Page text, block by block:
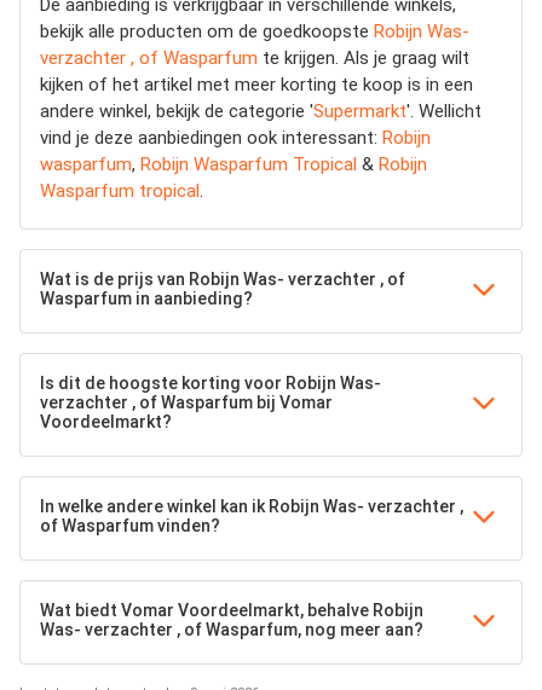
De aanbieding is verkrijgbaar in verschillende winkels,
bekijk alle producten om de goedkoopste Robijn Was-
verzachter , of Wasparfum te krijgen. Als je graag wilt
kijken of het artikel met meer korting te koop is in een
andere winkel, bekijk de categorie 'Supermarkt'. Wellicht
vind je deze aanbiedingen ook interessant: Robijn
wasparfum, Robijn Wasparfum Tropical & Robijn
Wasparfum tropical.
Wat is de prijs van Robijn Was- verzachter , of
Wasparfum in aanbieding?
Is dit de hoogste korting voor Robijn Was-
verzachter , of Wasparfum bij Vomar
Voordeelmarkt?
In welke andere winkel kan ik Robijn Was- verzachter ,
of Wasparfum vinden?
Wat biedt Vomar Voordeelmarkt, behalve Robijn
Was- verzachter , of Wasparfum, nog meer aan?